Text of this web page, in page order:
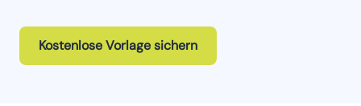
Kostenlose Vorlage sichern